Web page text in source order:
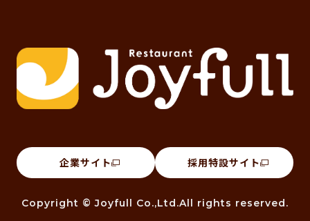
企業サイト 採用特設サイト
Copyright © Joyfull Co.,Ltd.All rights reserved.